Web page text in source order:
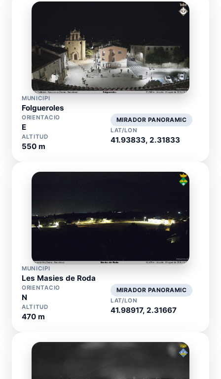
MUNICIPI
Folgueroles
ORIENTACIO
E
ALTITUD
550 m
MIRADOR PANORAMIC
LAT/LON
41.93833, 2.31833
MUNICIPI
Les Masies de Roda
ORIENTACIO
N
ALTITUD
470 m
MIRADOR PANORAMIC
LAT/LON
41.98917, 2.31667